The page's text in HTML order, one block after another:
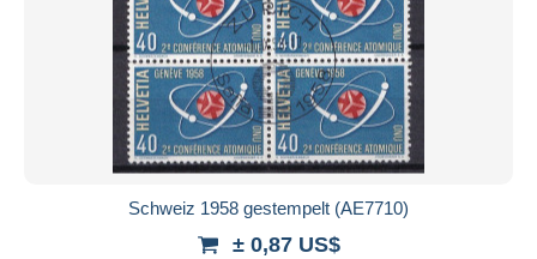
Schweiz 1958 gestempelt (AE7710)
± 0,87 US$